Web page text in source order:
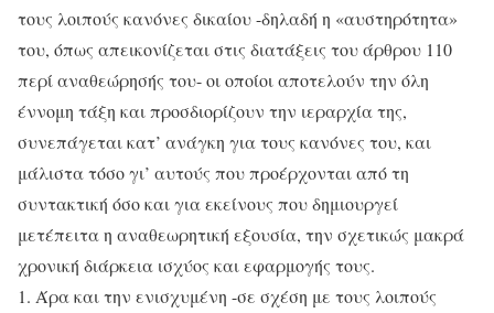
τους λοιπούς κανόνες δικαίου -δηλαδή η «αυστηρότητα»
του, όπως απεικονίζεται στις διατάξεις του άρθρου 110
περί αναθεώρησής του- οι οποίοι αποτελούν την όλη
έννομη τάξη και προσδιορίζουν την ιεραρχία της,
συνεπάγεται κατ’ ανάγκη για τους κανόνες του, και
μάλιστα τόσο γι’ αυτούς που προέρχονται από τη
συντακτική όσο και για εκείνους που δημιουργεί
μετέπειτα η αναθεωρητική εξουσία, την σχετικώς μακρά
χρονική διάρκεια ισχύος και εφαρμογής τους.
1. Άρα και την ενισχυμένη -σε σχέση με τους λοιπούς